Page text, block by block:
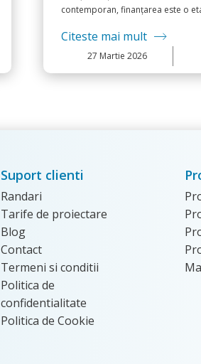
fără să afectez calitatea locuinței?
Citeste mai mult
27Februarie 2026
Suport clienti
Randari
Tarife de proiectare
Blog
Contact
Termeni si conditii
Politica de
confidentialitate
Politica de Cookie